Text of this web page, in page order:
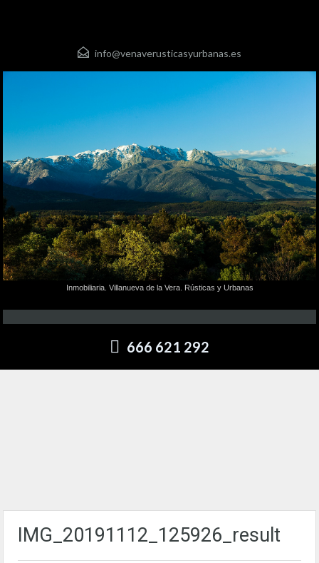
info@venaverusticasyurbanas.es
Inmobiliaria. Villanueva de la Vera. Rústicas y Urbanas
666 621 292
IMG_20191112_125926_result